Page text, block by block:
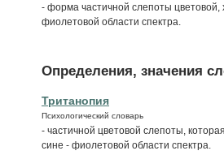
- форма частичной слепоты
фиолетовой области спектра.
Определения, значения
Тританопия
Психологический словарь
- частичной цветовой слепоты,
сине - фиолетовой области спектра.